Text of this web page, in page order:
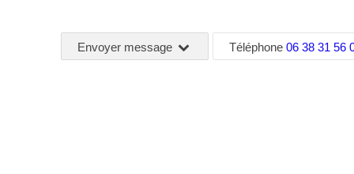
Envoyer message Téléphone 06 38 31 56